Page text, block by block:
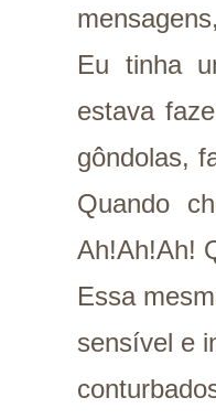
Eu tinha
estava
gôndolas,
Quando
Ah!Ah!Ah!
Essa
sensível e